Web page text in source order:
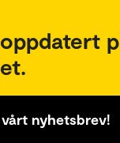
nyhetsbrev!